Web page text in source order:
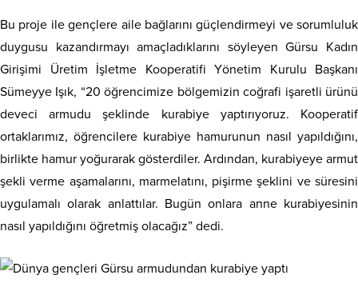
Bu proje ile gençlere aile bağlarını güçlendirmeyi ve sorumluluk
duygusu kazandırmayı amaçladıklarını söyleyen Gürsu Kadın
Girişimi Üretim İşletme Kooperatifi Yönetim Kurulu Başkanı
Sümeyye Işık, “20 öğrencimize bölgemizin coğrafi işaretli ürünü
deveci armudu şeklinde kurabiye yaptırıyoruz. Kooperatif
ortaklarımız, öğrencilere kurabiye hamurunun nasıl yapıldığını,
birlikte hamur yoğurarak gösterdiler. Ardından, kurabiyeye armut
şekli verme aşamalarını, marmelatını, pişirme şeklini ve süresini
uygulamalı olarak anlattılar. Bugün onlara anne kurabiyesinin
nasıl yapıldığını öğretmiş olacağız” dedi.